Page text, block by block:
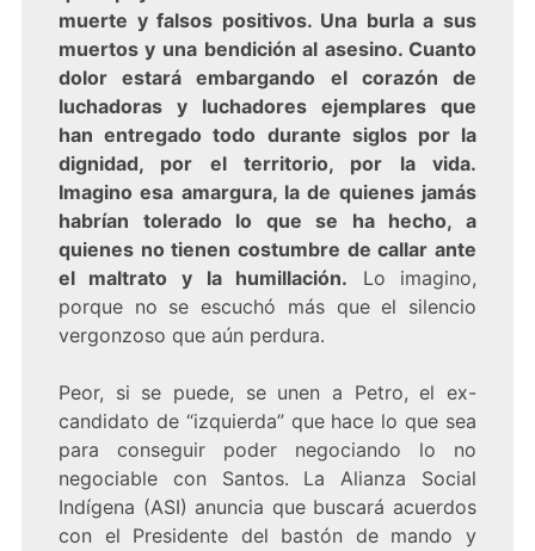
muerte y falsos positivos. Una burla a sus
muertos y una bendición al asesino. Cuanto
dolor estará embargando el corazón de
luchadoras y luchadores ejemplares que
han entregado todo durante siglos por la
dignidad, por el territorio, por la vida.
Imagino esa amargura, la de quienes jamás
habrían tolerado lo que se ha hecho, a
quienes no tienen costumbre de callar ante
el maltrato y la humillación. Lo imagino,
porque no se escuchó más que el silencio
vergonzoso que aún perdura.
Peor, si se puede, se unen a Petro, el ex-
candidato de “izquierda” que hace lo que sea
para conseguir poder negociando lo no
negociable con Santos. La Alianza Social
Indígena (ASI) anuncia que buscará acuerdos
con el Presidente del bastón de mando y